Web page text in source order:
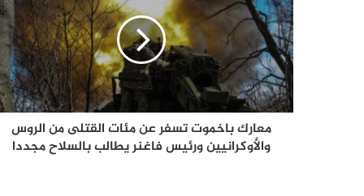
معارك باخموت تسفر عن مئات القتلى من الروس
والأوكرانيين ورئيس فاغنر يطالب بالسلاح مجددا